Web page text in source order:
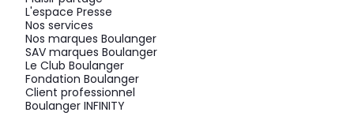
L'espace Presse
Nos services
Nos marques Boulanger
SAV marques Boulanger
Le Club Boulanger
Fondation Boulanger
Client professionnel
Boulanger INFINITY